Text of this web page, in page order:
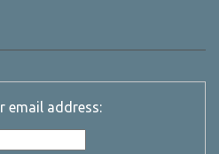
email address: